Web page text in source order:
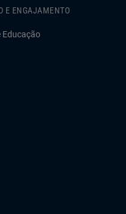
E ENGAJAMENTO
Educação